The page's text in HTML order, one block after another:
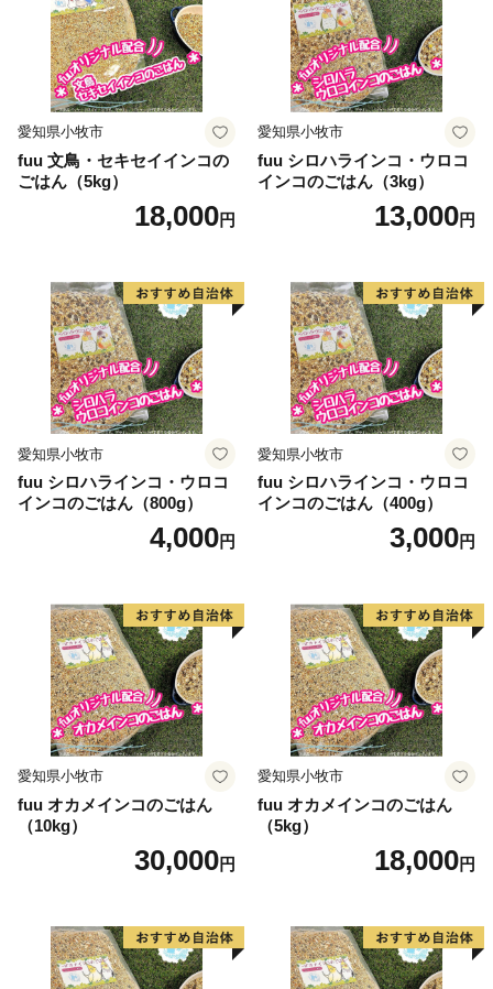
文化・行政ゾーンの中央圏。武蔵境駅を中心に、亜細亜
大学などの文教施設と、中核病院である日赤病院をもつ
武蔵境圏。市では、三域の個性を生かしつつ、全体が調
和したまちづくりを進めています。
また、市内には芸術家や事業家・学者などが多数居住し
ています。市民の意識も高く、水準の高い行政が求めら
の先駆的な施策を展開してきました。例えば、元祖コミ
を上限とした補助を得てデイサービスやショートステイ
などを展開するテンミリオンハウス、農山漁村と協力し
子どもたちが授業の一環として自然体験をするセカンド
スクール、0歳から3歳の子育て支援施設である「0123
吉祥寺・はらっぱ」などがあります。
武蔵野市ふるさと応援寄附
1万円以上寄附をしていただいた方には、まちのPRも兼
ねて、感謝の気持ちをお送りさせていただきます。
ていただきます。
・寄附の年度内の回数制限はございません。
・返礼品の送付は、1～2ヶ月程度かかることがありま
す。
・返礼品の選択は、10品までとさせていただきます。
・返礼品の写真はイメージです。
愛知県小牧市
fuu 文鳥・セキセイインコの
ごはん（5kg）
18,000円
愛知県小牧市
fuu シロハラインコ・ウロコ
インコのごはん（3kg）
13,000円
愛知県小牧市
fuu シロハラインコ・ウロコ
インコのごはん（800g）
4,000円
愛知県小牧市
fuu シロハラインコ・ウロコ
インコのごはん（400g）
3,000円
愛知県小牧市
fuu オカメインコのごはん
（10kg）
30,000円
愛知県小牧市
fuu オカメインコのごはん
（5kg）
18,000円